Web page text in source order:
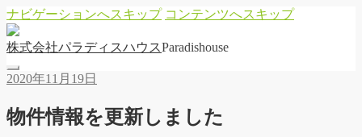
ナビゲーションへスキップ コンテンツへスキップ
株式会社パラディ スハウ スParadishouse
2020年11月19日
物件情報を更新しました